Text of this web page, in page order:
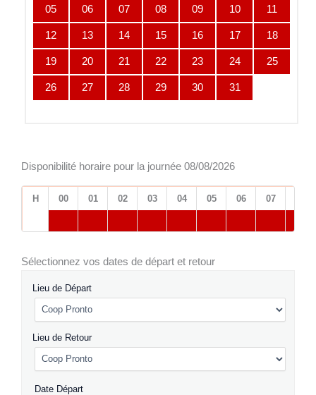
05 06 07 08 09 10 11
12 13 14 15 16 17 18
19 20 21 22 23 24 25
26 27 28 29 30 31
Disponibilité horaire pour la journée 08/08/2026
H 00 01 02 03 04 05 06 07
Sélectionnez vos dates de départ et retour
Lieu de Départ
Lieu de Retour
Date Départ